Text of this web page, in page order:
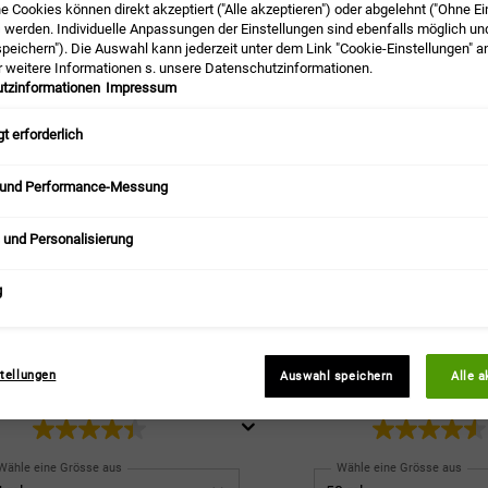
Eye Treatment with
Augencreme ✓ neue Formulierung mit
langanhaltende Feuchtigkeit
eine Grösse aus
Retinol Skin-
✓ Mildert effektiv Fältchen ✓
✓ für die tägliche
Wähle eine Grösse aus
Cookies können direkt akzeptiert ("Alle akzeptieren") oder abgelehnt ("Ohne
Individuelle Anpassungen der Einstellungen sind ebenfalls möglich
Die Auswahl kann jederzeit unter dem Link "Cookie-Einstellungen"
weitere Informationen s. unsere Datenschutzinformationen.
Impressum
erforderlich
Performance-Messung
Personalisierung
Auswahl speichern Alle